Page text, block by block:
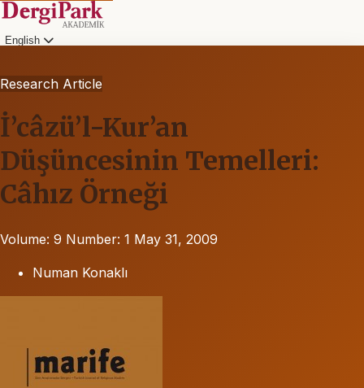
English
Research Article
İ’câzü’l-Kur’an
Düşüncesinin Temelleri:
Câhız Örneği
Volume: 9 Number: 1 May 31, 2009
Numan Konaklı